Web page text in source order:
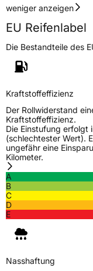
Allgemeine
Herstellerkontakt
weniger anzeigen
EU Reifenlabel
Die Bestandteile des
Kraftstoffeffizienz
Der Rollwiderstand
Kraftstoffeffizienz.
Die Einstufung erfolgt
(schlechtester Wert).
ungefähr eine
Kilometer.
A
B
C
D
E
Nasshaftung